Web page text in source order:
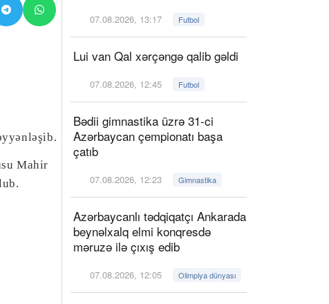
Mahir
07.08.2026, 13:17 Futbol
Lui van Qal xərçəngə qalib gəldi
07.08.2026, 12:45 Futbol
Bədii gimnastika üzrə 31-ci
Azərbaycan çempionatı başa
çatıb
07.08.2026, 12:23 Gimnastika
Azərbaycanlı tədqiqatçı Ankarada
beynəlxalq elmi konqresdə
məruzə ilə çıxış edib
07.08.2026, 12:05 Olimpiya dünyası